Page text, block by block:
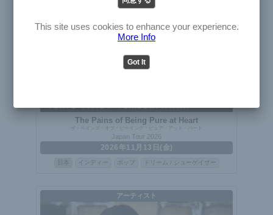
The Pains of Being Pure at Heart
Japan Tour 2026
2026年11月13日(金)
インディー ポップ ドリーム / シューゲイザー
アーティスト
English
Japanese
This site uses cookies to enhance your experience.
More Info
Got It